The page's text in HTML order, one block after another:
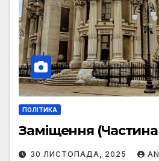
ПОЛІТИКА
Заміщення
30 ЛИСТОПАДА, 2025